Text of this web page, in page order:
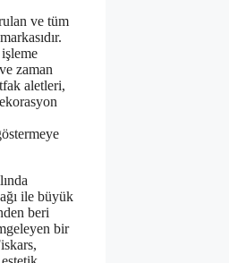
ve tüm
zaman
aletleri,
ile büyük
beri
bir